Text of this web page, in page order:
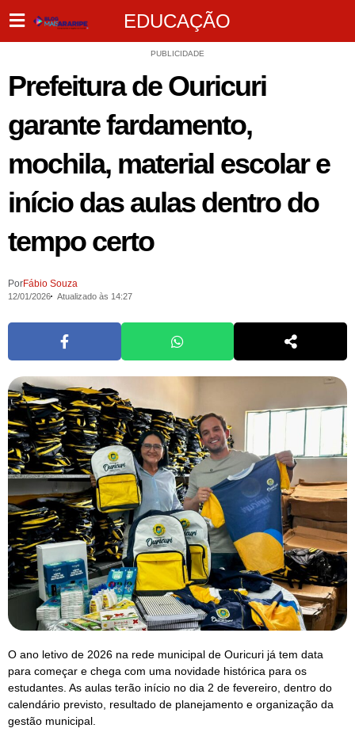
EDUCAÇÃO
PUBLICIDADE
Prefeitura de Ouricuri
garante fardamento,
mochila, material escolar e
início das aulas dentro do
tempo certo
PorFábio Souza
12/01/2026 Atualizado às 14:27
O ano letivo de 2026 na rede municipal de Ouricuri já tem data
para começar e chega com uma novidade histórica para os
estudantes. As aulas terão início no dia 2 de fevereiro, dentro do
calendário previsto, resultado de planejamento e organização da
gestão municipal.